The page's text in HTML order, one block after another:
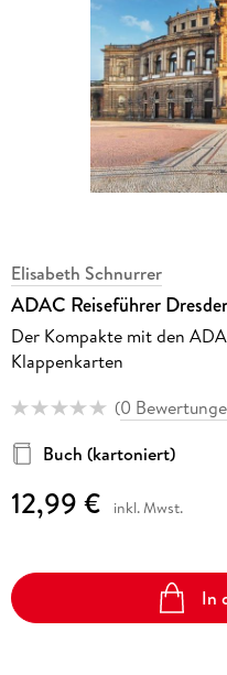
Elisabeth Schnurrer
ADAC Reiseführer
Der Kompakte mit den
Klappenkarten
(0
Buch (kartoniert)
12,99 € inkl. Mwst.
In